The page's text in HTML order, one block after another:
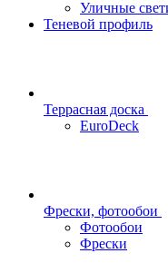
Уличные
Теневой профиль
Террасная доска
EuroDeck
Фрески, фотообои
Фотообои
Фрески